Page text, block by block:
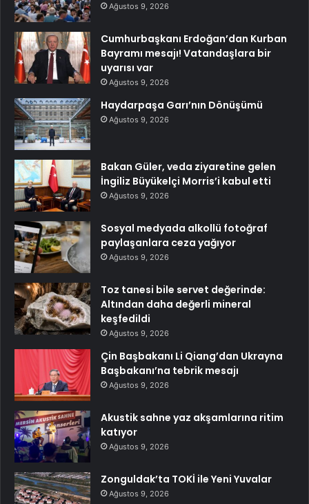
Ağustos 9, 2026
Cumhurbaşkanı Erdoğan’dan Kurban
Bayramı mesajı! Vatandaşlara bir
uyarısı var
Ağustos 9, 2026
Haydarpaşa Garı’nın Dönüşümü
Ağustos 9, 2026
Bakan Güler, veda ziyaretine gelen
İngiliz Büyükelçi Morris’i kabul etti
Ağustos 9, 2026
Sosyal medyada alkollü fotoğraf
paylaşanlara ceza yağıyor
Ağustos 9, 2026
Toz tanesi bile servet değerinde:
Altından daha değerli mineral
keşfedildi
Ağustos 9, 2026
Çin Başbakanı Li Qiang’dan Ukrayna
Başbakanı’na tebrik mesajı
Ağustos 9, 2026
Akustik sahne yaz akşamlarına ritim
katıyor
Ağustos 9, 2026
Zonguldak’ta TOKİ ile Yeni Yuvalar
Ağustos 9, 2026